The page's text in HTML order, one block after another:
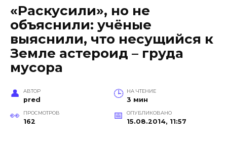
«Раскусили», но не
объяснили: учёные
выяснили, что несущийся к
Земле астероид – груда
мусора
АВТОР
pred
НА ЧТЕНИЕ
3 мин
ПРОСМОТРОВ
162
ОПУБЛИКОВАНО
15.08.2014, 11:57